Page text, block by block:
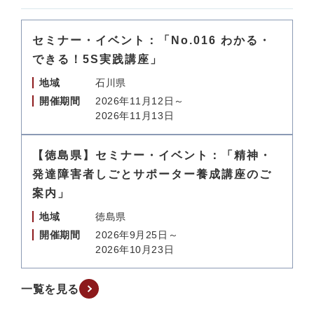
セミナー・イベント：「No.016 わかる・
できる！5S実践講座」
地域
石川県
開催期間
2026年11月12日～
2026年11月13日
【徳島県】セミナー・イベント：「精神・
発達障害者しごとサポーター養成講座のご
案内」
地域
徳島県
開催期間
2026年9月25日～
2026年10月23日
一覧を見る